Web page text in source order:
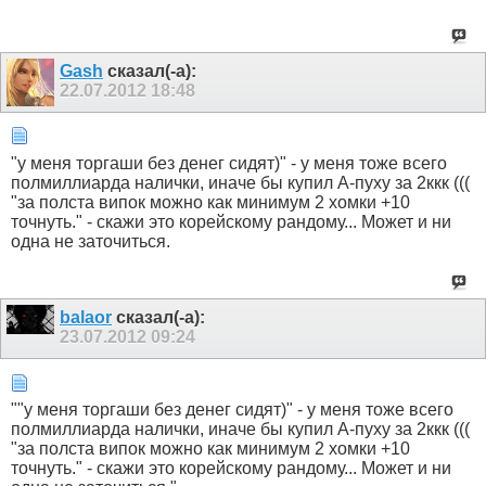
Gash сказал(-а):
22.07.2012 18:48
"у меня торгаши без денег сидят)" - у меня тоже всего
полмиллиарда налички, иначе бы купил А-пуху за 2ккк (((
"за полста випок можно как минимум 2 хомки +10
точнуть." - скажи это корейскому рандому... Может и ни
одна не заточиться.
balaor сказал(-а):
23.07.2012 09:24
""у меня торгаши без денег сидят)" - у меня тоже всего
полмиллиарда налички, иначе бы купил А-пуху за 2ккк (((
"за полста випок можно как минимум 2 хомки +10
точнуть." - скажи это корейскому рандому... Может и ни